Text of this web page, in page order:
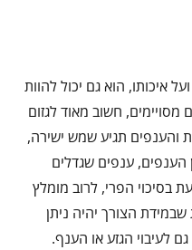
איכותו, הוא גם יכול להוות
חשוב מאוד לגזום
והענפים תגיע שמש ישירה,
הענפים, ענפים שגדלים
בסיכוי הפרי, לרוב מומלץ
3-4 מ’, על מנת שבמידת הצורך יהיה ניתן
לעיבוי הגזע או הענף.